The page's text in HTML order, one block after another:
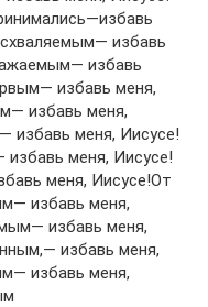
избавь
избавь
избавь меня,
избавь меня,
избавь меня, Иисусе!
меня, Иисусе!
меня, Иисусе!От
избавь меня,
избавь меня,
избавь меня,
избавь меня,